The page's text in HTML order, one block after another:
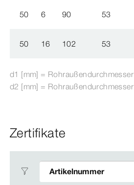
50 6 90 53
50 16 102 53
d1 [mm] = Rohraußendurchmesser
d2 [mm] = Rohraußendurchmesser
Zertifikate